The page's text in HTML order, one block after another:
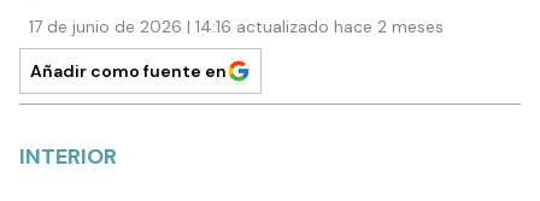
17 de junio de 2026 | 14:16 actualizado hace 2 meses
Añadir como fuente en
INTERIOR